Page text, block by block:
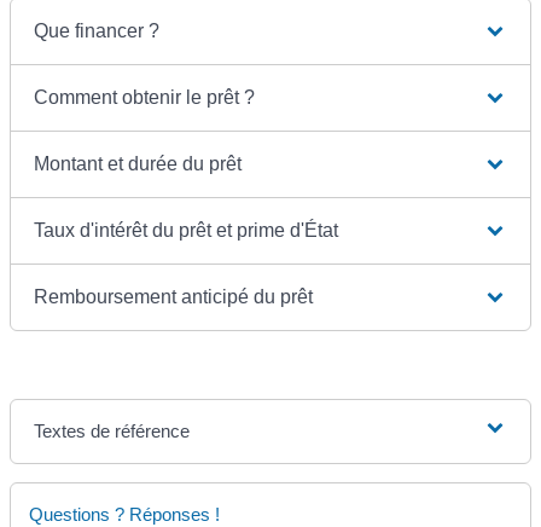
Que financer ?
Comment obtenir le prêt ?
Montant et durée du prêt
Taux d'intérêt du prêt et prime d'État
Remboursement anticipé du prêt
Textes de référence
Questions ? Réponses !